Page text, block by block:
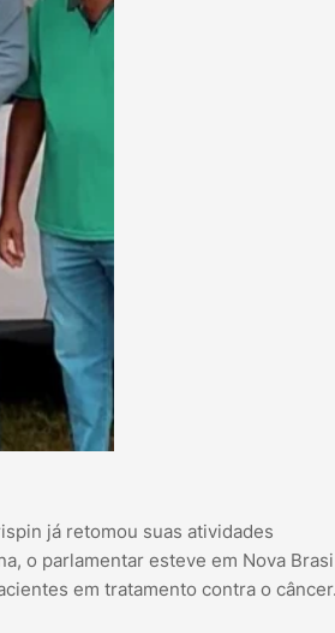
já retomou suas atividades
o parlamentar esteve em Nova
em tratamento contra o